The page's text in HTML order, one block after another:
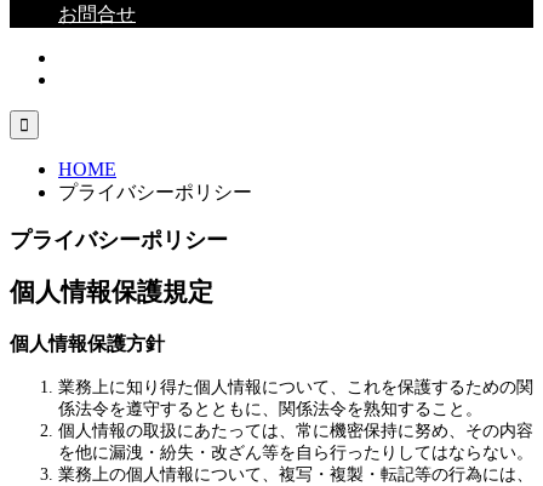
お問合せ

HOME
プライバシーポリシー
プライバシーポリシー
個人情報保護規定
個人情報保護方針
業務上に知り得た個人情報について、これを保護するための関
係法令を遵守するとともに、関係法令を熟知すること。
個人情報の取扱にあたっては、常に機密保持に努め、その内容
を他に漏洩・紛失・改ざん等を自ら行ったりしてはならない。
業務上の個人情報について、複写・複製・転記等の行為には、